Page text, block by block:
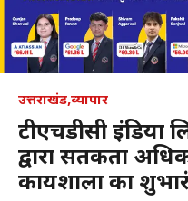
उत्तराखंड,व्यापार
टीएचडीसी
द्वारा सतर्कता
कार्यशाला का